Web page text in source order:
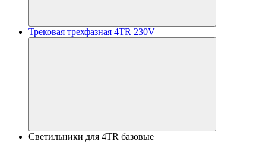
Трековая трехфазная 4TR 230V
Светильники для 4TR базовые